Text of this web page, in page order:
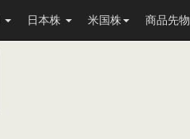
日本株 米国株 商品先物